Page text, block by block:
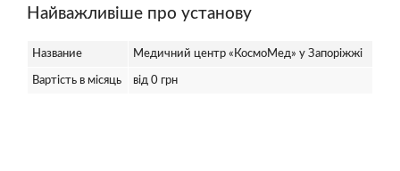
Найважливіше про установу
Название Медичний центр «КосмоМед» у Запоріжжі
Вартість в місяць від 0 грн